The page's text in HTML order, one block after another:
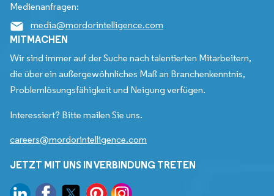
Medienanfragen:
media@mordorintelligence.com
MITMACHEN
Wir sind immer auf der Suche nach talentierten Mitarbeitern,
die über ein außergewöhnliches Maß an Branchenkenntnis,
Problemlösungsfähigkeit und Neigung verfügen.
Interessiert? Bitte mailen Sie uns.
careers@mordorintelligence.com
JETZT MIT UNS IN VERBINDUNG TRETEN